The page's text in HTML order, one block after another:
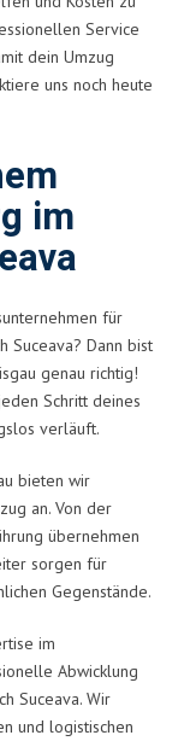
Service
dein Umzug
uns noch heute
im
für
Suceava? Dann bist
genau richtig!
Schritt deines
verläuft.
bieten wir
an. Von der
übernehmen
sorgen für
Gegenstände.
im
Abwicklung
Suceava. Wir
und logistischen